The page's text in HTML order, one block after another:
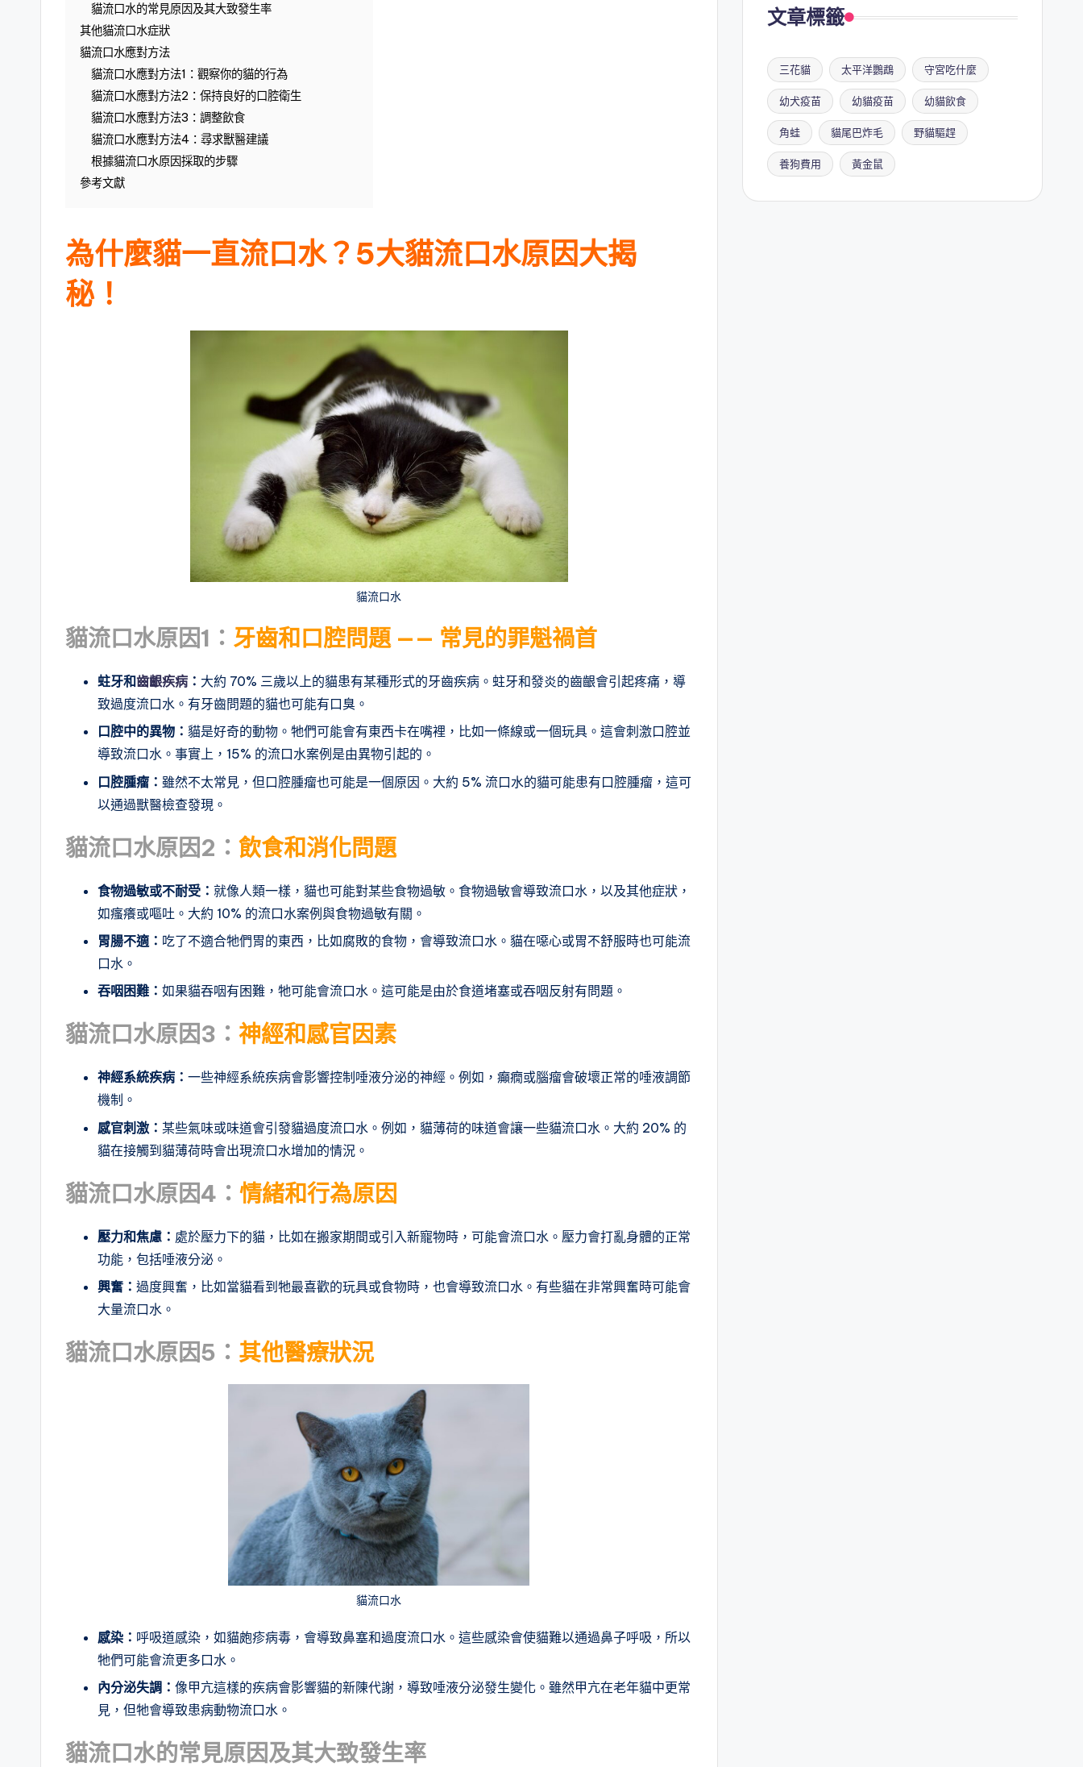
貓流口水的常見原因及其大致發生率
其他貓流口水症狀
貓流口水應對方法
貓流口水應對方法1：觀察你的貓的行為
貓流口水應對方法2：保持良好的口腔衛生
貓流口水應對方法3：調整飲食
貓流口水應對方法4：尋求獸醫建議
根據貓流口水原因採取的步驟
參考文獻
為什麼貓一直流口水？5大貓流口水原因大揭
秘！
貓流口水
貓流口水原因1： 牙齒和口腔問題 —— 常見的罪魁禍首
蛀牙和齒齦疾病 ： 大約 70% 三歲以上的貓患有某種形式的牙齒疾病。蛀牙和發炎的齒齦會引起疼痛，導
致過度流口水。有牙齒問題的貓也可能有口臭。
口腔中的異物 ： 貓是好奇的動物。牠們可能會有東西卡在嘴裡，比如一條線或一個玩具。這會刺激口腔並
導致流口水。事實上，15% 的流口水案例是由異物引起的。
口腔腫瘤 ： 雖然不太常見，但口腔腫瘤也可能是一個原因。大約 5% 流口水的貓可能患有口腔腫瘤，這可
以通過獸醫檢查發現。
貓流口水原因2： 飲食和消化問題
食物過敏或不耐受 ： 就像人類一樣，貓也可能對某些食物過敏。食物過敏會導致流口水，以及其他症狀，
如瘙癢或嘔吐。大約 10% 的流口水案例與食物過敏有關。
胃腸不適 ： 吃了不適合牠們胃的東西，比如腐敗的食物，會導致流口水。貓在噁心或胃不舒服時也可能流
口水。
吞咽困難 ： 如果貓吞咽有困難，牠可能會流口水。這可能是由於食道堵塞或吞咽反射有問題。
貓流口水原因3： 神經和感官因素
神經系統疾病 ： 一些神經系統疾病會影響控制唾液分泌的神經。例如，癲癇或腦瘤會破壞正常的唾液調節
機制。
感官刺激 ： 某些氣味或味道會引發貓過度流口水。例如，貓薄荷的味道會讓一些貓流口水。大約 20% 的
貓在接觸到貓薄荷時會出現流口水增加的情況。
貓流口水原因4： 情緒和行為原因
壓力和焦慮 ： 處於壓力下的貓，比如在搬家期間或引入新寵物時，可能會流口水。壓力會打亂身體的正常
功能，包括唾液分泌。
興奮 ： 過度興奮，比如當貓看到牠最喜歡的玩具或食物時，也會導致流口水。有些貓在非常興奮時可能會
大量流口水。
貓流口水原因5： 其他醫療狀況
貓流口水
感染 ： 呼吸道感染，如貓皰疹病毒，會導致鼻塞和過度流口水。這些感染會使貓難以通過鼻子呼吸，所以
牠們可能會流更多口水。
內分泌失調 ： 像甲亢這樣的疾病會影響貓的新陳代謝，導致唾液分泌發生變化。雖然甲亢在老年貓中更常
見，但牠會導致患病動物流口水。
貓流口水的常見原因及其大致發生率
文章標籤
三花貓 太平洋鸚鵡 守宮吃什麼
幼犬疫苗 幼貓疫苗 幼貓飲食
角蛙 貓尾巴炸毛 野貓驅趕
養狗費用 黃金鼠